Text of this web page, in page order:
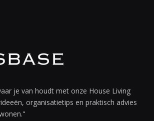
je van houdt met onze House Living
organisatietips en praktisch advies